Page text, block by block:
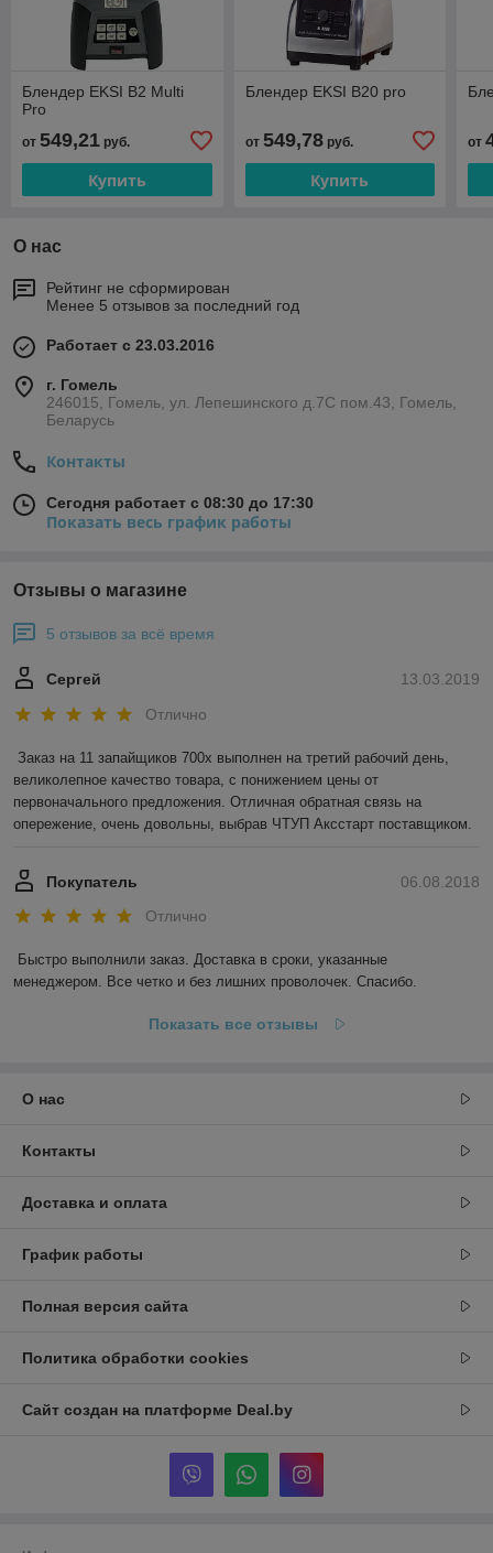
Блендер EKSI B2 Multi
Pro
от 549,21 руб.
Купить
Блендер EKSI B20 pro
от 549,78руб.
Купить
от
О нас
Рейтинг не сформирован
Менее 5 отзывов за последний год
Работает с 23.03.2016
г. Гомель
246015, Гомель, ул. Лепешинского д.7С пом.43, Гомель,
Беларусь
Контакты
Сегодня работает с 08:30 до 17:30
Показать весь график работы
Отзывы о магазине
5 отзывов за всё время
13.03.2019
Сергей
Отлично
Заказ на 11 запайщиков 700х выполнен на третий рабочий день,
великолепное качество товара, с понижением цены от
первоначального предложения. Отличная обратная связь на
опережение, очень довольны, выбрав ЧТУП Аксстарт поставщиком.
06.08.2018
Покупатель
Отлично
Быстро выполнили заказ. Доставка в сроки, указанные
менеджером. Все четко и без лишних проволочек. Спасибо.
Показать все отзывы
О нас
Контакты
Доставка и оплата
График работы
Полная версия сайта
Политика обработки cookies
Сайт создан на платформе Deal.by